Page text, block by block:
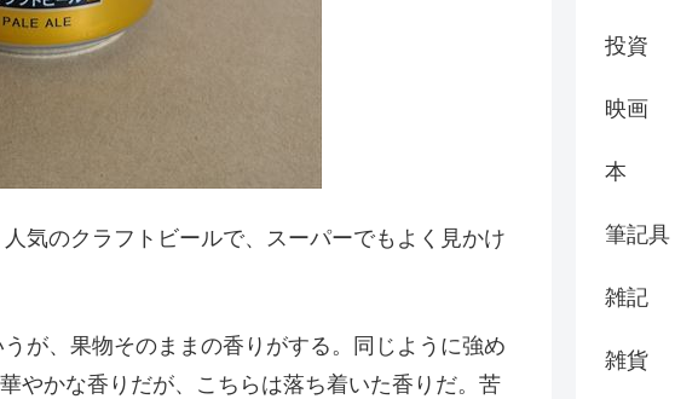
気のクラフトビールで、スーパーでもよく見かけ
が、果物そのままの香りがする。同じように強め
やかな香りだが、こちらは落ち着いた香りだ。苦
投資
映画
本
筆記具
雑記
雑貨